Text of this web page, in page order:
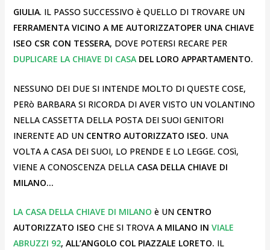
GIULIA. IL PASSO SUCCESSIVO è QUELLO DI TROVARE UN
FERRAMENTA VICINO A ME AUTORIZZATOPER UNA CHIAVE
ISEO CSR CON TESSERA, DOVE POTERSI RECARE PER
DUPLICARE LA CHIAVE DI CASADEL LORO APPARTAMENTO.
NESSUNO DEI DUE SI INTENDE MOLTO DI QUESTE COSE,
PERò BARBARA SI RICORDA DI AVER VISTO UN VOLANTINO
NELLA CASSETTA DELLA POSTA DEI SUOI GENITORI
INERENTE AD UN CENTRO AUTORIZZATO ISEO. UNA
VOLTA A CASA DEI SUOI, LO PRENDE E LO LEGGE. COSì,
VIENE A CONOSCENZA DELLA CASA DELLA CHIAVE DI
MILANO…
LA CASA DELLA CHIAVE DI MILANO è UN CENTRO
AUTORIZZATO ISEO CHE SI TROVA A MILANO IN VIALE
ABRUZZI 92, ALL’ANGOLO COL PIAZZALE LORETO. IL